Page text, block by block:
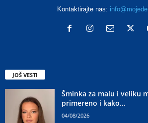
Kontaktirajte nas:
JOŠ VESTI
Šminka za malu i veliku
primereno i kako...
04/08/2026